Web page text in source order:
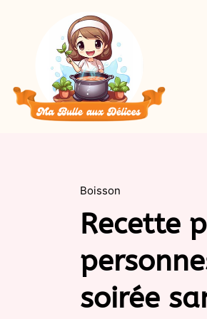
Boisson
Recette
soirée